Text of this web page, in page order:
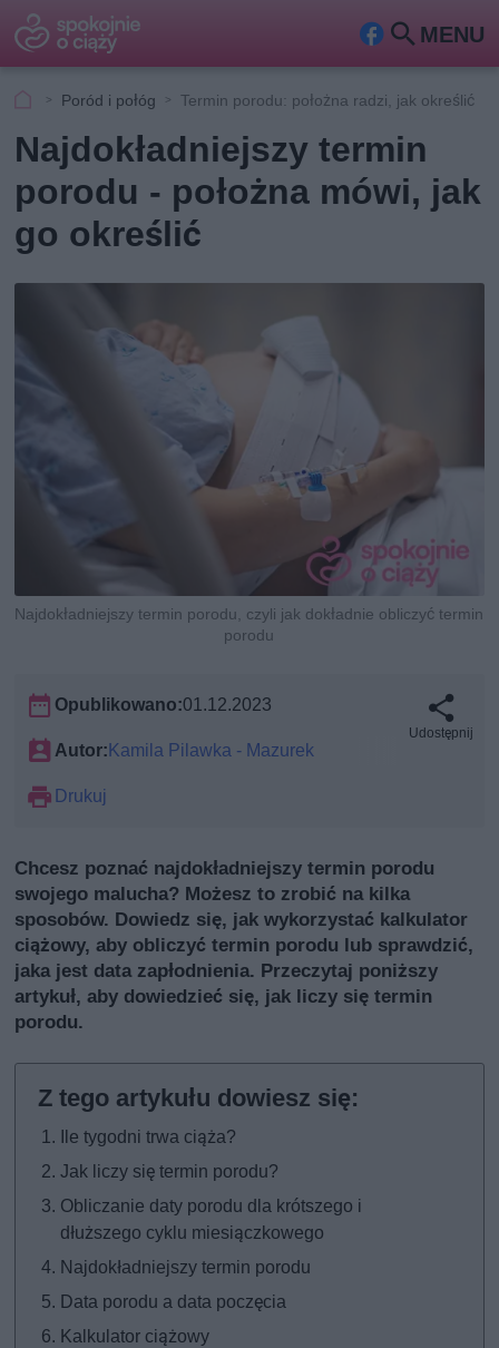
MENU
Fa
ook
Szu
kaj
Poród i połóg Termin porodu: położna radzi, jak określić
Najdokładniejszy termin
porodu - położna mówi, jak
go określić
Najdokładniejszy termin porodu, czyli jak dokładnie obliczyć termin
porodu
Opublikowano:01.12.2023
Autor:Kamila Pilawka - Mazurek
Drukuj
Udostępnij
Chcesz poznać najdokładniejszy termin porodu
swojego malucha? Możesz to zrobić na kilka
sposobów. Dowiedz się, jak wykorzystać kalkulator
ciążowy, aby obliczyć termin porodu lub sprawdzić,
jaka jest data zapłodnienia. Przeczytaj poniższy
artykuł, aby dowiedzieć się, jak liczy się termin
porodu.
Ile tygodni trwa ciąża?
Jak liczy się termin porodu?
Obliczanie daty porodu dla krótszego i
dłuższego cyklu miesiączkowego
Najdokładniejszy termin porodu
Data porodu a data poczęcia
Kalkulator ciążowy